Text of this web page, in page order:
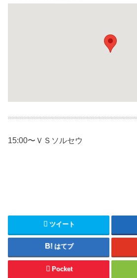
15:00〜ＶＳソルセウ
ツイート
はてブ
Pocket